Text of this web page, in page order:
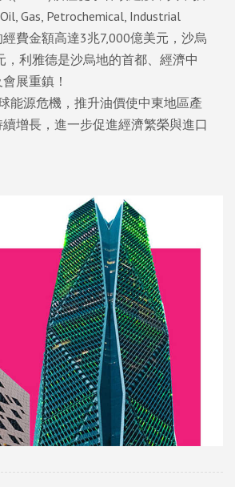
Gas, Petrochemical, Industrial
經費金額高達3兆7,000億美元，沙烏
，利雅德是沙烏地的首都、經濟中
展重鎮！
能源危機，推升油價使中東地區產
增長，進一步促進經濟繁榮與進口